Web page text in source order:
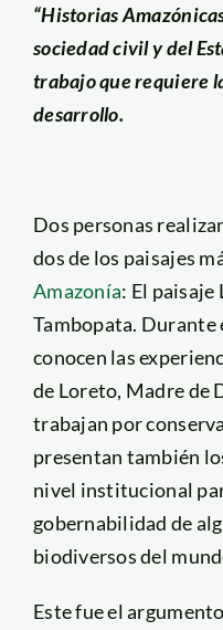
“Historias
sociedad civil y del
trabajo que requiere
desarrollo.
Dos personas
dos de los paisajes
Amazonía: El
Tambopata. Durante
conocen las
de Loreto, Madre de
trabajan por
presentan también
nivel institucional
gobernabilidad de
biodiversos del
Este fue el